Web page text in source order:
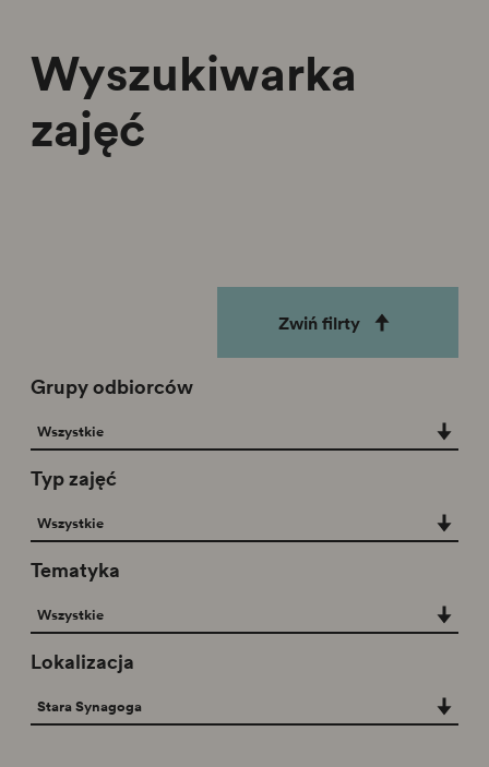
Wyszukiwarka
zajęć
Zwiń filrty
Grupy odbiorców
Grupy odbiorców
Wszystkie
Typ zajęć
Typ zajęć
Wszystkie
Tematyka
Tematyka
Wszystkie
Lokalizacja
Lokalizacja
Stara Synagoga